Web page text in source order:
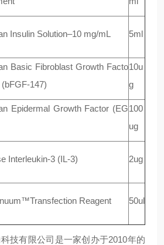
Insulin Solution–10 mg/mL 5ml
Basic Fibroblast Growth Facto
(bFGF-147)
10u
g
Epidermal Growth Factor (EG100
ug
Interleukin-3 (IL-3) 2ug
Reagent 50ul
技有限公司是一家创办于2010年的